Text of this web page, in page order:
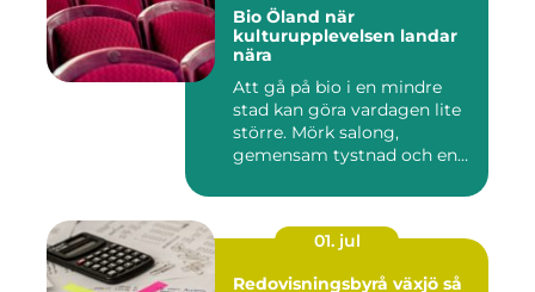
Bio Öland när
kulturupplevelsen landar
nära
Att gå på bio i en mindre
stad kan göra vardagen lite
större. Mörk salong,
gemensam tystnad och en
01. jul
Redovisningsbyrå växjö så